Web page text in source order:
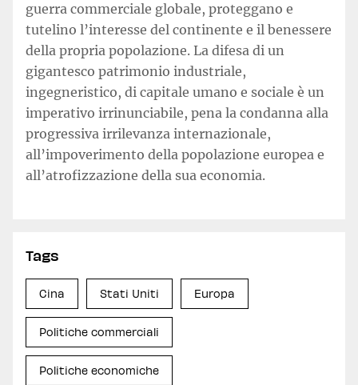
guerra commerciale globale, proteggano e
tutelino l’interesse del continente e il benessere
della propria popolazione. La difesa di un
gigantesco patrimonio industriale,
ingegneristico, di capitale umano e sociale è un
imperativo irrinunciabile, pena la condanna alla
progressiva irrilevanza internazionale,
all’impoverimento della popolazione europea e
all’atrofizzazione della sua economia.
Tags
Cina Stati Uniti Europa
Politiche commerciali
Politiche economiche